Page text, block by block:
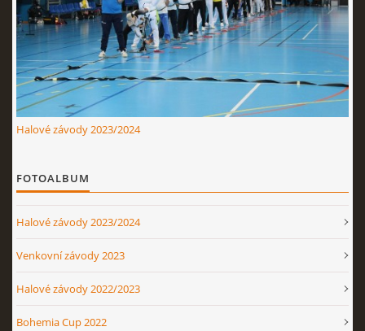
Nahoru ↑
Halové závody 2023/2024
FOTOALBUM
Halové závody 2023/2024
Venkovní závody 2023
Halové závody 2022/2023
Bohemia Cup 2022